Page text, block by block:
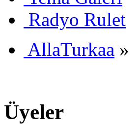
Radyo Rulet
AllaTurkaa »
Üyeler